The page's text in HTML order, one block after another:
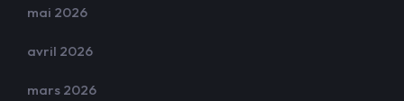
mai 2026
avril 2026
mars 2026